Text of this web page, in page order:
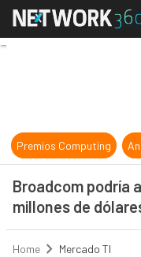
Premios Computing
Broadcom podría
millones de
Home Mercado TI